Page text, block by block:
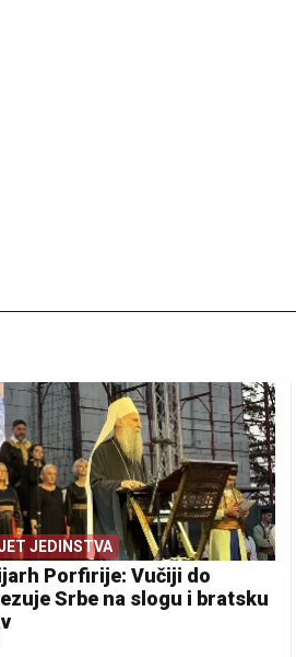
JEDINSTVA
Porfirije: Vučiji do
Srbe na slogu i bratsku